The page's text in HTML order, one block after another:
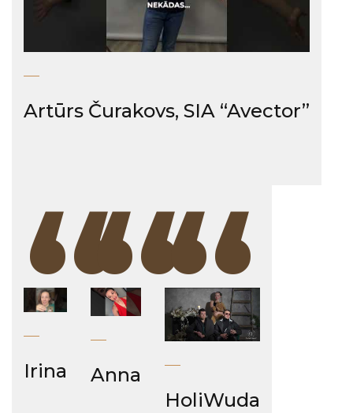
Artūrs Čurakovs, SIA “Avector”
“
Irina “
Anna “
HoliWuda